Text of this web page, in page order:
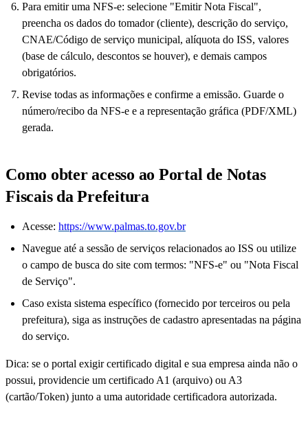
Para emitir uma NFS-e: selecione "Emitir Nota Fiscal",
preencha os dados do tomador (cliente), descrição do serviço,
CNAE/Código de serviço municipal, alíquota do ISS, valores
(base de cálculo, descontos se houver), e demais campos
obrigatórios.
Revise todas as informações e confirme a emissão. Guarde o
número/recibo da NFS-e e a representação gráfica (PDF/XML)
gerada.
Como obter acesso ao Portal de Notas
Fiscais da Prefeitura
Acesse: https://www.palmas.to.gov.br
Navegue até a sessão de serviços relacionados ao ISS ou utilize
o campo de busca do site com termos: "NFS-e" ou "Nota Fiscal
de Serviço".
Caso exista sistema específico (fornecido por terceiros ou pela
prefeitura), siga as instruções de cadastro apresentadas na página
do serviço.
Dica: se o portal exigir certificado digital e sua empresa ainda não o
possui, providencie um certificado A1 (arquivo) ou A3
(cartão/Token) junto a uma autoridade certificadora autorizada.